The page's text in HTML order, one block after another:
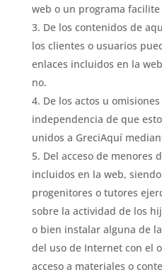
web o un programa
De los contenidos de
los clientes o usuarios
enlaces incluidos en la
no.
De los actos u
independencia de que
unidos a GreciAquí
Del acceso de menores
incluidos en la web,
progenitores o tutores
sobre la actividad de los
o bien instalar alguna de
del uso de Internet con el
acceso a materiales o